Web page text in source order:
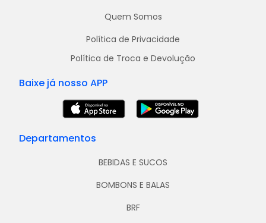
Quem Somos
Política de Privacidade
Política de Troca e Devolução
Baixe já nosso APP
Departamentos
BEBIDAS E SUCOS
BOMBONS E BALAS
BRF